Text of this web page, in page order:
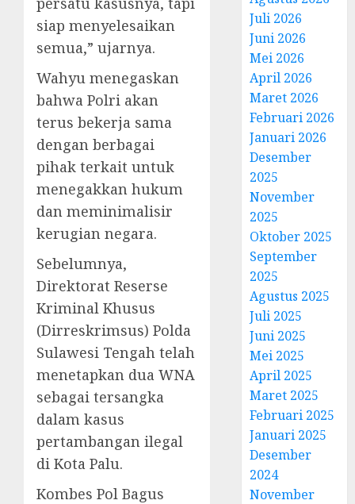
siap menyelesaikan
semua,” ujarnya.
Wahyu menegaskan
bahwa Polri akan
terus bekerja sama
dengan berbagai
pihak terkait untuk
menegakkan hukum
dan meminimalisir
kerugian negara.
Sebelumnya,
Direktorat Reserse
Kriminal Khusus
(Dirreskrimsus) Polda
Sulawesi Tengah telah
menetapkan dua WNA
sebagai tersangka
dalam kasus
pertambangan ilegal
di Kota Palu.
Kombes Pol Bagus
Juli 2026
Juni 2026
Mei 2026
April 2026
Maret 2026
Februari 2026
Januari 2026
Desember
2025
November
2025
Oktober 2025
September
2025
Agustus 2025
Juli 2025
Juni 2025
Mei 2025
April 2025
Maret 2025
Februari 2025
Januari 2025
Desember
2024
November